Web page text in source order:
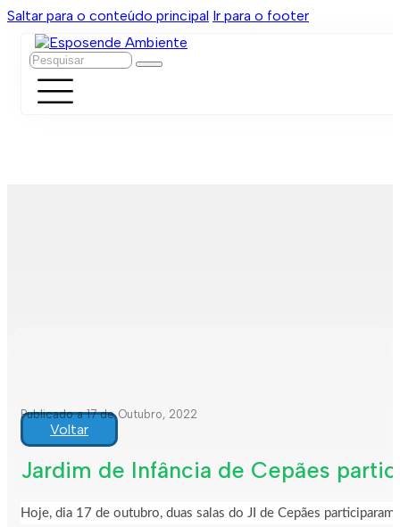
Saltar para o conteúdo principal Ir para o footer
Pesquisar
Publicado a 17 de Outubro, 2022
Voltar
Jardim de Infância de Cepães
Hoje, dia 17 de outubro, duas salas do JI de Cepães